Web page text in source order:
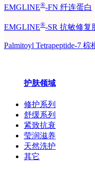
EMGLINE®-FN 纤连蛋白
EMGLINE®-SR 抗敏修复
Palmitoyl Tetrapeptide-7
护肤领域
修护系列
舒缓系列
紧致抗衰
莹润滋养
天然洗护
其它